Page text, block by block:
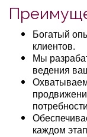
Богатый
клиентов.
Мы
ведения
каждом